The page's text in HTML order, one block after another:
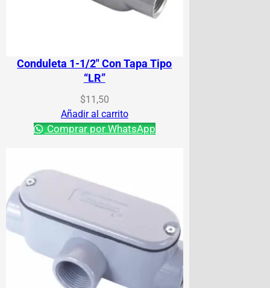
Conduleta 1-1/2″ Con Tapa Tipo
“LR”
$11,50
Añadir al carrito
Comprar por WhatsApp